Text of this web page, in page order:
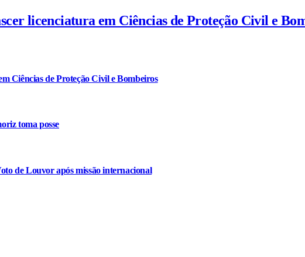
licenciatura em Ciências de Proteção Civil e
Ciências de Proteção Civil e Bombeiros
toma posse
de Louvor após missão internacional